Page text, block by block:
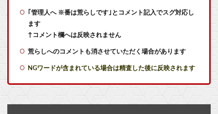
【あるある】バリア忘れで龍処理が大惨事になる件
午後の授業中寝てそうなラブライブ！キャラ
GPSを利用したゲーム思いついた
｢管理人へ ※番は荒らしです｣とコメント記入でスグ対応し
ます
↑コメント欄へは反映されません
荒らしへのコメントも消させていただく場合があります
NGワードが含まれている場合は精査した後に反映されます